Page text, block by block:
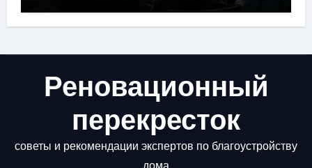
Реновационный
перекресток
советы и рекомендации экспертов по благоустройству